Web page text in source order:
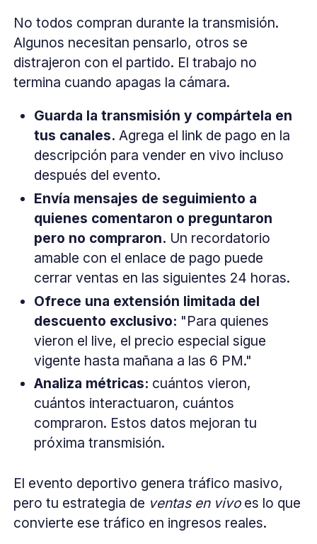
No todos compran durante la transmisión.
Algunos necesitan pensarlo, otros se
distrajeron con el partido. El trabajo no
termina cuando apagas la cámara.
Guarda la transmisión y compártela en
tus canales. Agrega el link de pago en la
descripción para vender en vivo incluso
después del evento.
Envía mensajes de seguimiento a
quienes comentaron o preguntaron
pero no compraron. Un recordatorio
amable con el enlace de pago puede
cerrar ventas en las siguientes 24 horas.
Ofrece una extensión limitada del
descuento exclusivo: "Para quienes
vieron el live, el precio especial sigue
vigente hasta mañana a las 6 PM."
Analiza métricas: cuántos vieron,
cuántos interactuaron, cuántos
compraron. Estos datos mejoran tu
próxima transmisión.
El evento deportivo genera tráfico masivo,
pero tu estrategia de ventas en vivoes lo que
convierte ese tráfico en ingresos reales.